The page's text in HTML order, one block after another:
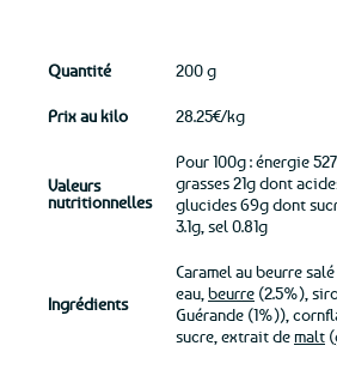
Quantité 200 g
Prix au kilo 28.25€/kg
Valeurs
nutritionnelles
Pour 100g : énergie
grasses 21g dont
glucides 69g dont
3.1g, sel 0.81g
Ingrédients
Caramel au beurre
eau,beurre (2.5%),
Guérande (1%)),
sucre, extrait demalt (